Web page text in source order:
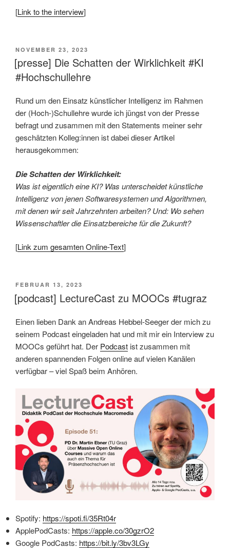
[Link to the interview]
VERÖFFENTLICHT
AM
NOVEMBER 23, 2023
[presse] Die Schatten der Wirklichkeit #KI
#Hochschullehre
Rund um den Einsatz künstlicher Intelligenz im Rahmen
der (Hoch-)Schullehre wurde ich jüngst von der Presse
befragt und zusammen mit den Statements meiner sehr
geschätzten Kolleg:innen ist dabei dieser Artikel
herausgekommen:
Die Schatten der Wirklichkeit:
Was ist eigentlich eine KI? Was unterscheidet künstliche
Intelligenz von jenen Softwaresystemen und Algorithmen,
mit denen wir seit Jahrzehnten arbeiten? Und: Wo sehen
Wissenschaftler die Einsatzbereiche für die Zukunft?
[Link zum gesamten Online-Text]
VERÖFFENTLICHT
AM
FEBRUAR 13, 2023
[podcast] LectureCast zu MOOCs #tugraz
Einen lieben Dank an Andreas Hebbel-Seeger der mich zu
seinem Podcast eingeladen hat und mit mir ein Interview zu
MOOCs geführt hat. Der Podcast ist zusammen mit
anderen spannenden Folgen online auf vielen Kanälen
verfügbar – viel Spaß beim Anhören.
Spotify: https://spoti.fi/35Rt04r
ApplePodCasts: https://apple.co/30gzrO2
Google PodCasts: https://bit.ly/3bv3LGy